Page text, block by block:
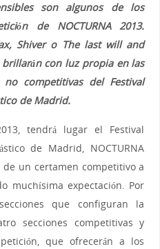
son algunos de los
de NOCTURNA 2013.
Shiver o The last will and
con luz propia en las
competitivas del Festival
de Madrid.
tendrá lugar el Festival
de Madrid, NOCTURNA
un certamen competitivo a
muchísima expectación. Por
que configuran la
secciones competitivas y
que ofrecerán a los